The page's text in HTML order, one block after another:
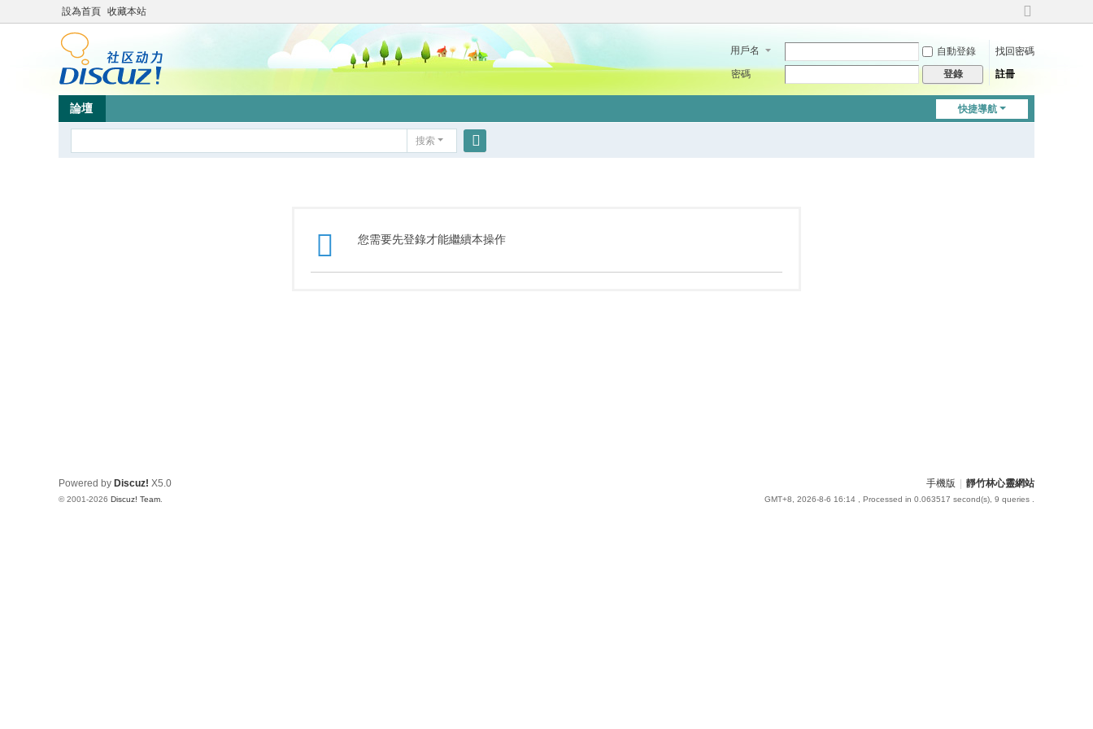
設為首頁 收藏本站
切
到
用戶名 自動登錄
找回密碼
密碼
登錄 註冊
快捷導航
論壇
搜索
您需要先登錄才能繼續本操作
手機版 靜竹林心靈網站
GMT+8, 2026-8-6 16:14 , Processed in 0.063517 second(s), 9 queries .
Powered by Discuz! X5.0
© 2001-2026 Discuz! Team